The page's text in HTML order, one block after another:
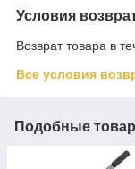
Условия
Возврат товара в
Все условия
Подобные